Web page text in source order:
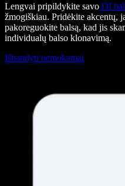
Lengvai pripildykite savo DI
žmogiškiau. Pridėkite akcentų,
pakoreguokite balsą, kad jis
individualų balso klonavimą.
Išbandyti nemokamai